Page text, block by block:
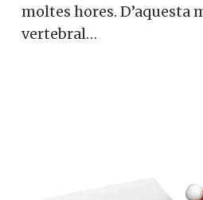
moltes hores. D’aquesta
vertebral…